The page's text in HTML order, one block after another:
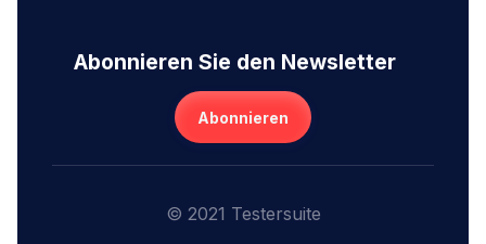
Abonnieren Sie den Newsletter
Abonnieren
© 2021 Testersuite